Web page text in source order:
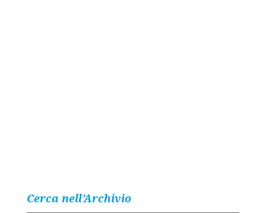
Cerca nell’Archivio